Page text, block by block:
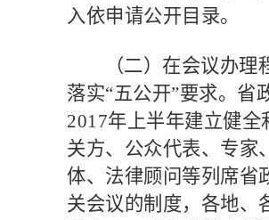
入依申请公开目录。
（二）在会议办理
落实“五公开”要求。 省
2017年上半年建立健全
关方、公众代表、专家
体、法律顾问等列席省
关会议的制度，各地、